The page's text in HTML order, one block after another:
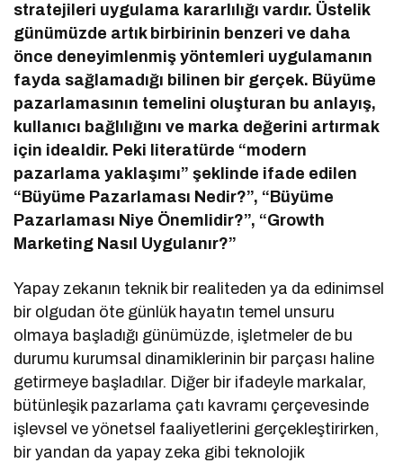
stratejileri uygulama kararlılığı vardır. Üstelik
günümüzde artık birbirinin benzeri ve daha
önce deneyimlenmiş yöntemleri uygulamanın
fayda sağlamadığı bilinen bir gerçek. Büyüme
pazarlamasının temelini oluşturan bu anlayış,
kullanıcı bağlılığını ve marka değerini artırmak
için idealdir. Peki literatürde “modern
pazarlama yaklaşımı” şeklinde ifade edilen
“Büyüme Pazarlaması Nedir?”, “Büyüme
Pazarlaması Niye Önemlidir?”, “Growth
Marketing Nasıl Uygulanır?”
Yapay zekanın teknik bir realiteden ya da edinimsel
bir olgudan öte günlük hayatın temel unsuru
olmaya başladığı günümüzde, işletmeler de bu
durumu kurumsal dinamiklerinin bir parçası haline
getirmeye başladılar. Diğer bir ifadeyle markalar,
bütünleşik pazarlama çatı kavramı çerçevesinde
işlevsel ve yönetsel faaliyetlerini gerçekleştirirken,
bir yandan da yapay zeka gibi teknolojik